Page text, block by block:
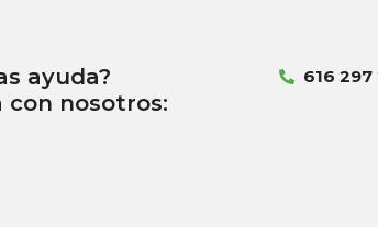
ayuda?
con nosotros:
616 297